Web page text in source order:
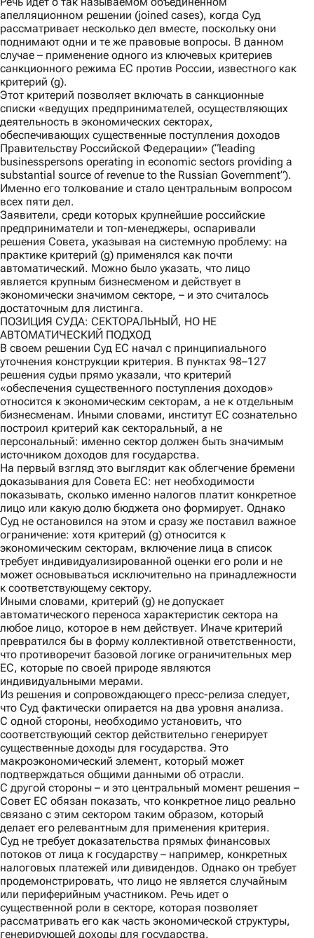
апелляционном решении (joined cases), когда Суд
рассматривает несколько дел вместе, поскольку они
поднимают одни и те же правовые вопросы. В данном
случае – применение одного из ключевых критериев
санкционного режима ЕС против России, известного как
критерий (g).
Этот критерий позволяет включать в санкционные
списки «ведущих предпринимателей, осуществляющих
деятельность в экономических секторах,
обеспечивающих существенные поступления доходов
Правительству Российской Федерации» (“leading
businesspersons operating in economic sectors providing a
substantial source of revenue to the Russian Government”).
Именно его толкование и стало центральным вопросом
всех пяти дел.
Заявители, среди которых крупнейшие российские
предприниматели и топ-менеджеры, оспаривали
решения Совета, указывая на системную проблему: на
практике критерий (g) применялся как почти
автоматический. Можно было указать, что лицо
является крупным бизнесменом и действует в
экономически значимом секторе, – и это считалось
достаточным для листинга.
ПОЗИЦИЯ СУДА: СЕКТОРАЛЬНЫЙ, НО НЕ
АВТОМАТИЧЕСКИЙ ПОДХОД
В своем решении Суд ЕС начал с принципиального
уточнения конструкции критерия. В пунктах 98–127
решения судьи прямо указали, что критерий
«обеспечения существенного поступления доходов»
относится к экономическим секторам, а не к отдельным
бизнесменам. Иными словами, институт ЕС сознательно
построил критерий как секторальный, а не
персональный: именно сектор должен быть значимым
источником доходов для государства.
На первый взгляд это выглядит как облегчение бремени
доказывания для Совета ЕС: нет необходимости
показывать, сколько именно налогов платит конкретное
лицо или какую долю бюджета оно формирует. Однако
Суд не остановился на этом и сразу же поставил важное
ограничение: хотя критерий (g) относится к
экономическим секторам, включение лица в список
требует индивидуализированной оценки его роли и не
может основываться исключительно на принадлежности
к соответствующему сектору.
Иными словами, критерий (g) не допускает
автоматического переноса характеристик сектора на
любое лицо, которое в нем действует. Иначе критерий
превратился бы в форму коллективной ответственности,
что противоречит базовой логике ограничительных мер
ЕС, которые по своей природе являются
индивидуальными мерами.
Из решения и сопровождающего пресс-релиза следует,
что Суд фактически опирается на два уровня анализа.
С одной стороны, необходимо установить, что
соответствующий сектор действительно генерирует
существенные доходы для государства. Это
макроэкономический элемент, который может
подтверждаться общими данными об отрасли.
С другой стороны – и это центральный момент решения –
Совет ЕС обязан показать, что конкретное лицо реально
связано с этим сектором таким образом, который
делает его релевантным для применения критерия.
Суд не требует доказательства прямых финансовых
потоков от лица к государству – например, конкретных
налоговых платежей или дивидендов. Однако он требует
продемонстрировать, что лицо не является случайным
или периферийным участником. Речь идет о
существенной роли в секторе, которая позволяет
рассматривать его как часть экономической структуры,
генерирующей доходы для государства.